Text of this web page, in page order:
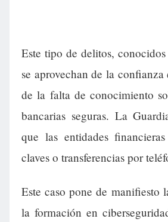
Este tipo de delitos,
se aprovechan de la
de la falta de conocimiento
bancarias seguras. La
que las entidades
claves o transferencias por
Este caso pone de manifiesto
la formación en